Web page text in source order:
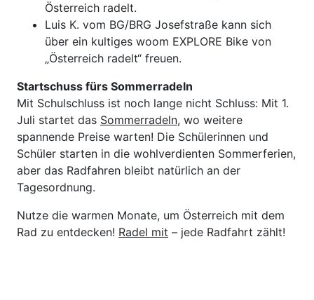
Österreich radelt.
Luis K. vom BG/BRG Josefstraße kann sich
über ein kultiges woom EXPLORE Bike von
„Österreich radelt“ freuen.
Startschuss fürs Sommerradeln
Mit Schulschluss ist noch lange nicht Schluss: Mit 1.
Juli startet das Sommerradeln, wo weitere
spannende Preise warten! Die Schülerinnen und
Schüler starten in die wohlverdienten Sommerferien,
aber das Radfahren bleibt natürlich an der
Tagesordnung.
Nutze die warmen Monate, um Österreich mit dem
Rad zu entdecken! Radel mit – jede Radfahrt zählt!